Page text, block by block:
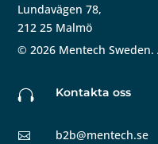
Lundavägen 78,
212 25 Malmö
©2026 Mentech
 Kontakta oss
 b2b@mentech.se